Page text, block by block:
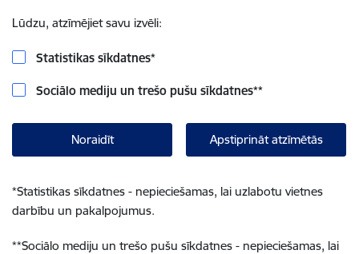
Lūdzu, atzīmējiet savu izvēli:
Statistikas sīkdatnes*
Sociālo mediju un trešo pušu sīkdatnes**
Noraidīt Apstiprināt atzīmētās
*Statistikas sīkdatnes - nepieciešamas, lai uzlabotu vietnes
darbību un pakalpojumus.
**Sociālo mediju un trešo pušu sīkdatnes - nepieciešamas, lai